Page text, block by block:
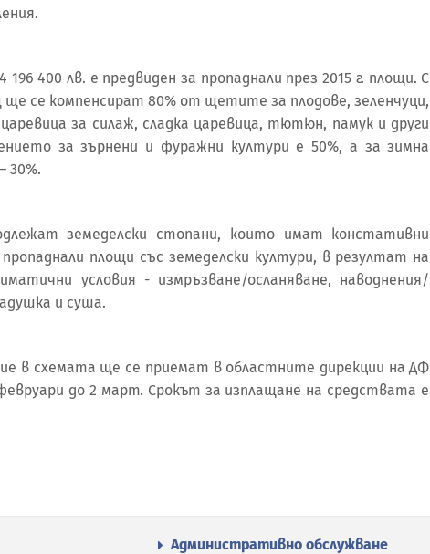
196 400 лв. е предвиден за пропаднали през 2015 г. площи. С
се компенсират 80% от щетите за плодове, зеленчуци,
за силаж, сладка царевица, тютюн, памук и други
за зърнени и фуражни култури е 50%, а за зимна
30%.
земеделски стопани, които имат констативни
площи със земеделски култури, в резултат на
условия - измръзване/осланяване, наводнения/
и суша.
в схемата ще се приемат в областните дирекции на ДФ
до 2 март. Срокът за изплащане на средствата е
Административно обслужване